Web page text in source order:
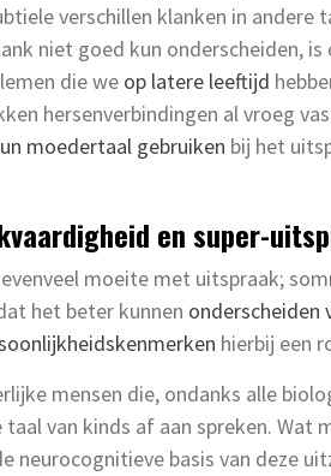
verschillen klanken in andere
niet goed kun onderscheiden,
die we op latere leeftijd
hersenverbindingen al vroeg
moedertaal gebruiken bij het
en super-
moeite met uitspraak;
het beter kunnen onderscheiden
hierbij een
mensen die, ondanks alle
van kinds af aan spreken. Wat
neurocognitieve basis van deze